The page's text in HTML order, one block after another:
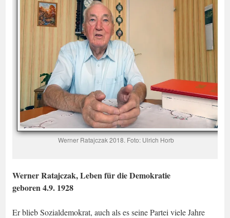
Werner Ratajczak 2018. Foto: Ulrich Horb
Werner Ratajczak, Leben für die Demokratie
geboren 4.9. 1928
Er blieb Sozialdemokrat, auch als es seine Partei viele Jahre